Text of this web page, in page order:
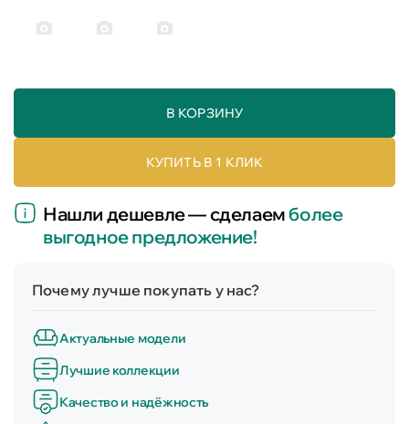
В КОРЗИНУ
КУПИТЬ В 1 КЛИК
Нашли дешевле — сделаемболее
выгодное предложение!
Почему лучше покупать у нас?
Актуальные модели
Лучшие коллекции
Качество и надёжность